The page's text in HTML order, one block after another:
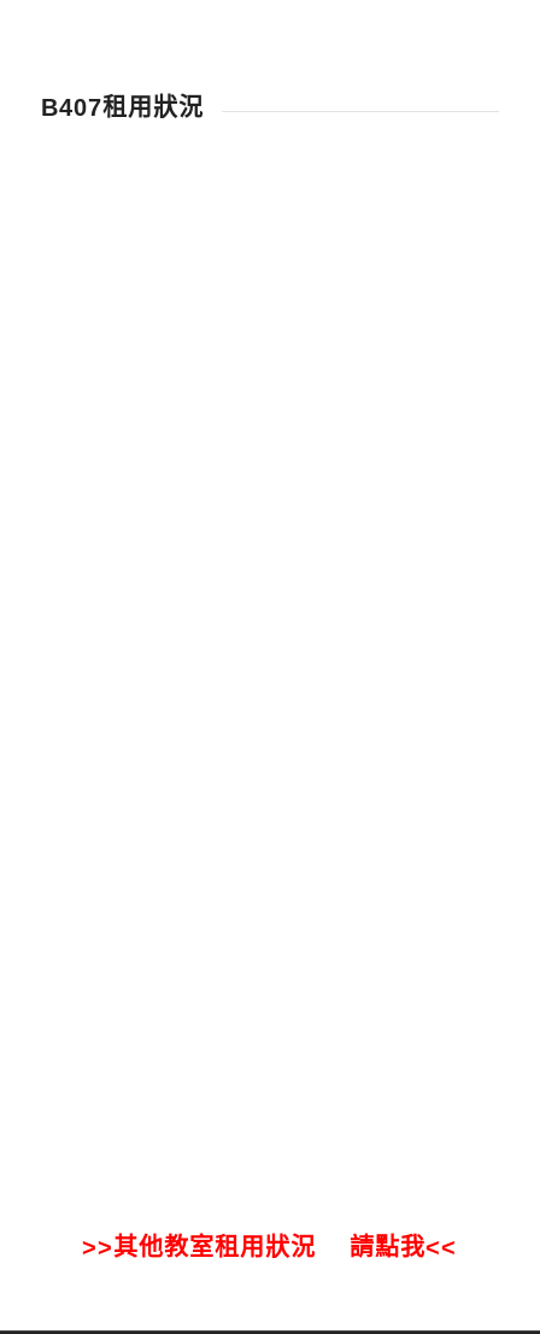
B407租用狀況
>>其他教室租用狀況 請點我<<